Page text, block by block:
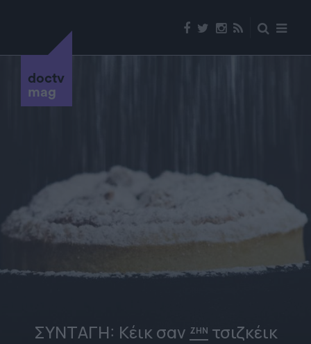
doctv
mag
ΣΥΝΤΑΓH: Κέικ σαν ΖΗΝ τσιζκέικ